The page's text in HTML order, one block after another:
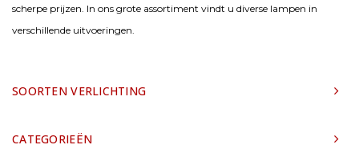
scherpe prijzen. In ons grote assortiment vindt u diverse lampen in
verschillende uitvoeringen.
SOORTEN VERLICHTING
CATEGORIEËN